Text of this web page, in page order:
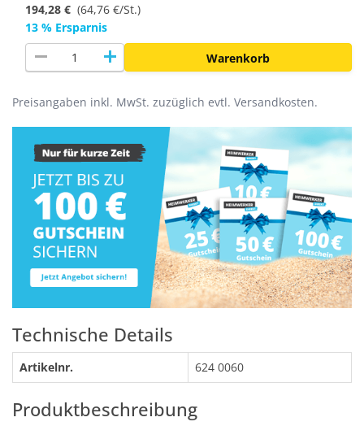
194,28 € (64,76 €/St.)
13 % Ersparnis
remove add Warenkorb
Preisangaben inkl. MwSt. zuzüglich evtl. Versandkosten.
Technische Details
Artikelnr. 624 0060
Produktbeschreibung